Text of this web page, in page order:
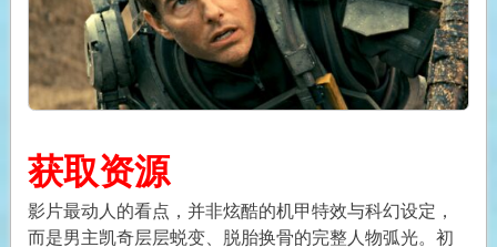
获取资源
影片最动人的看点，并非炫酷的机甲特效与科幻设定，
而是男主凯奇层层蜕变、脱胎换骨的完整人物弧光。初